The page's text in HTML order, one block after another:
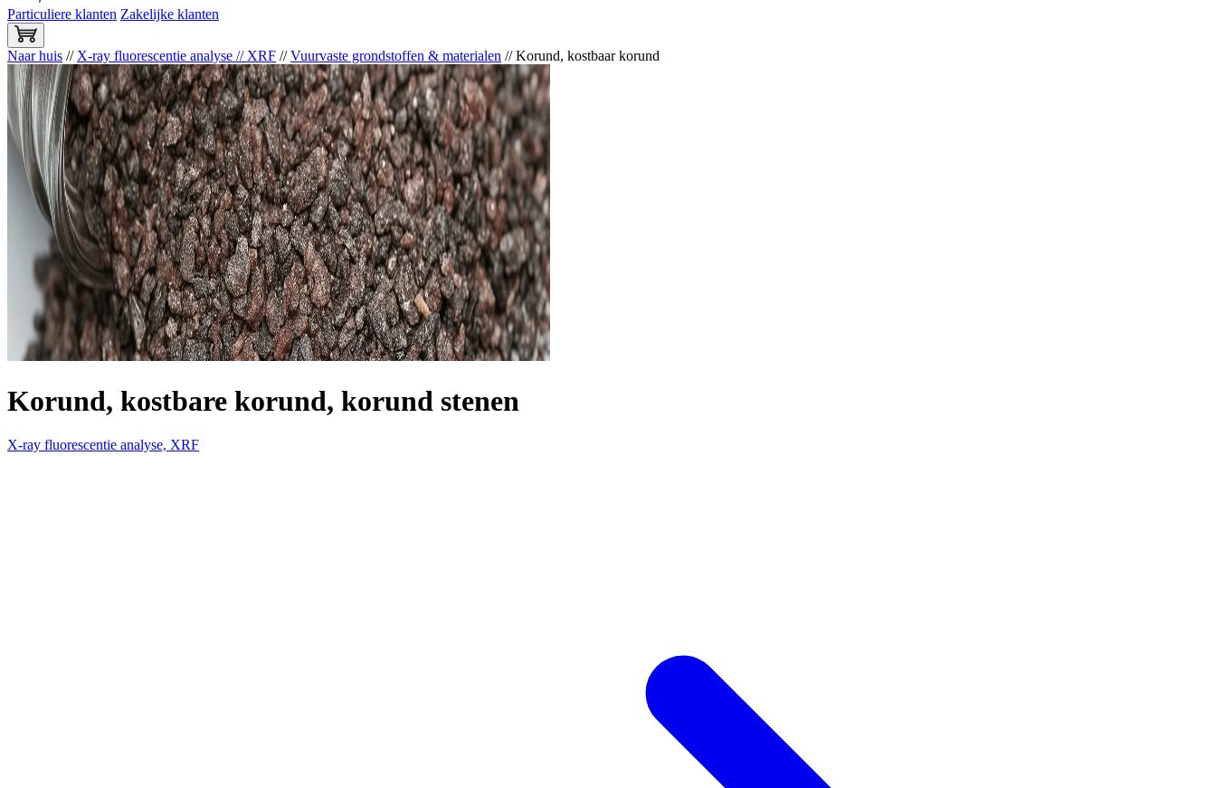
Particuliere klanten Zakelijke klanten
Naar huis // X-ray fluorescentie analyse // XRF //Vuurvaste grondstoffen & materialen //Korund, kostbaar korund
Korund, kostbare korund, korund stenen
X-ray fluorescentie analyse, XRF